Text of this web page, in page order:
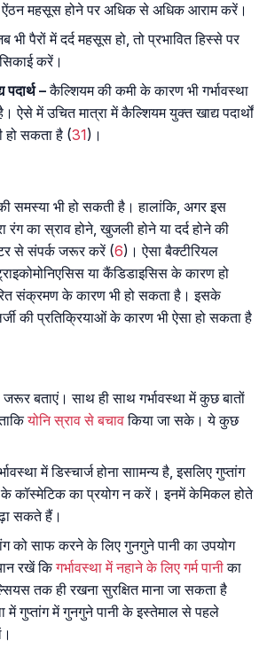
ऐंठन महसूस होने पर अधिक से अधिक आराम करें।
भी पैरों में दर्द महसूस हो, तो प्रभावित हिस्से पर
करें।
–कैल्शियम की कमी के कारण भी गर्भावस्था
ऐसे में उचित मात्रा में कैल्शियम युक्त खाद्य पदार्थों
हो सकता है (31)।
समस्या भी हो सकती है। हालांकि, अगर इस
रंग का स्राव होने, खुजली होने या दर्द होने की
से संपर्क जरूर करें (6)। ऐसा बैक्टीरियल
या कैंडिडाइसिस के कारण हो
संक्रमण के कारण भी हो सकता है। इसके
की प्रतिक्रियाओं के कारण भी ऐसा हो सकता है
जरूर बताएं। साथ ही साथ गर्भावस्था में कुछ बातों
योनि स्राव से बचावकिया जा सके। ये कुछ
में डिस्चार्ज होना साामन्य है, इसलिए गुप्तांग
के कॉस्मेटिक का प्रयोग न करें। इनमें केमिकल होते
सकते हैं।
को साफ करने के लिए गुनगुने पानी का उपयोग
रखें किगर्भावस्था में नहाने के लिए गर्म पानीका
तक ही रखना सुरक्षित माना जा सकता है
में गुप्तांग में गुनगुने पानी के इस्तेमाल से पहले